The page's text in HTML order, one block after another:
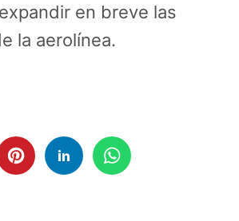
en breve las
la aerolínea.